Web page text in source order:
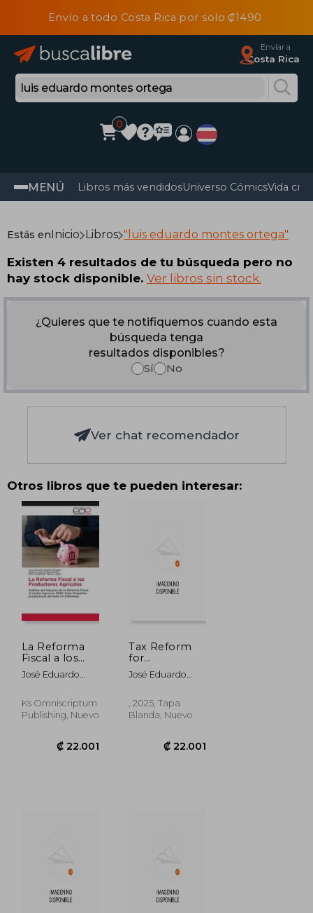
Envío a todo Costa Rica por solo ₡1490
Enviar a
Costa Rica
0
MENÚ Libros más vendidosUniverso CómicsVida
Estás enInicio Libros "luis eduardo montes ortega"
Existen 4 resultados de tu búsqueda pero no
hay stock disponible. Ver libros sin stock.
¿Quieres que te notifiquemos cuando esta
búsqueda tenga
resultados disponibles?
Sí
No
Ver chat recomendador
Otros libros que te pueden interesar:
La Reforma
Fiscal a los
Productores
Agrícolas
José Eduardo
Fabiola Iveth
Ortega Montes;
María Guadalupe
Ks Omniscriptum
Publishing, Nuevo
Tax Reform
for
Agricultural
Producers (en
José Eduardo
Magaña;Fabiola
Ibeth Ortega
Montes;María
Macías López
, 2025, Tapa
Blanda, Nuevo